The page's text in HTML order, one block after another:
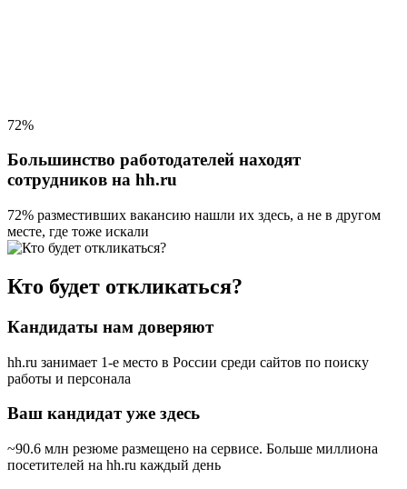
72%
Большинство работодателей находят
сотрудников на hh.ru
72% разместивших вакансию нашли их здесь, а не в другом
месте, где тоже искали
Кто будет откликаться?
Кандидаты нам доверяют
hh.ru занимает 1-е место в России среди сайтов по поиску
работы и персонала
Ваш кандидат уже здесь
~90.6 млн резюме размещено на сервисе. Больше миллиона
посетителей на hh.ru каждый день